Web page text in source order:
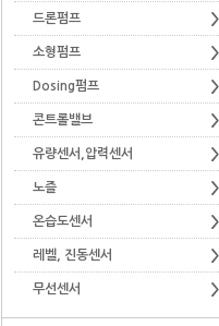
드론펌프
소형펌프
Dosing펌프
콘트롤밸브
유량센서,압력센서
노즐
온습도센서
레벨, 진동센서
무선센서